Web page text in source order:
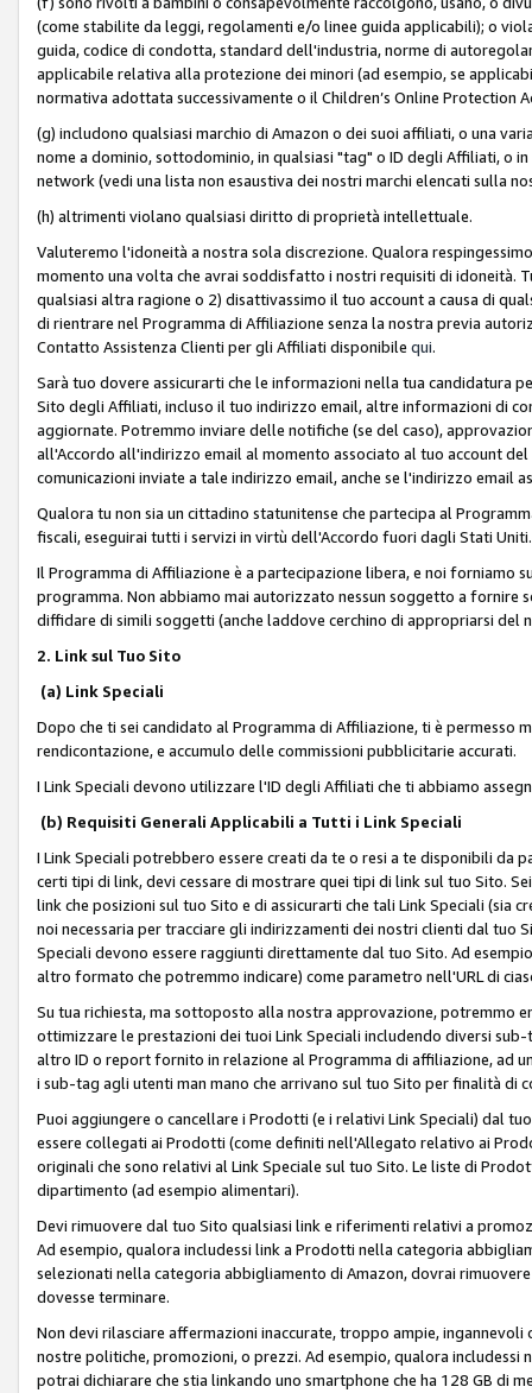
(come stabilite da leggi, regolamenti e/o linee guida applicabili); o
guida, codice di condotta, standard dell'industria, norme di
applicabile relativa alla protezione dei minori (ad esempio, se
normativa adottata successivamente o il Children’s Online Protection
(g) includono qualsiasi marchio di Amazon o dei suoi affiliati, o una
nome a dominio, sottodominio, in qualsiasi "tag" o ID degli Affiliati, o
network (vedi una lista non esaustiva dei nostri marchi elencati sulla
(h) altrimenti violano qualsiasi diritto di proprietà intellettuale.
Valuteremo l'idoneità a nostra sola discrezione. Qualora
momento una volta che avrai soddisfatto i nostri requisiti di idoneità.
qualsiasi altra ragione o 2) disattivassimo il tuo account a causa di
di rientrare nel Programma di Affiliazione senza la nostra previa
Contatto Assistenza Clienti per gli Affiliati disponibile qui.
Sarà tuo dovere assicurarti che le informazioni nella tua candidatura
Sito degli Affiliati, incluso il tuo indirizzo email, altre informazioni di
aggiornate. Potremmo inviare delle notifiche (se del caso),
all'Accordo all'indirizzo email al momento associato al tuo account
comunicazioni inviate a tale indirizzo email, anche se l'indirizzo email
Qualora tu non sia un cittadino statunitense che partecipa al
fiscali, eseguirai tutti i servizi in virtù dell'Accordo fuori dagli Stati
Il Programma di Affiliazione è a partecipazione libera, e noi forniamo
programma. Non abbiamo mai autorizzato nessun soggetto a fornire
diffidare di simili soggetti (anche laddove cerchino di appropriarsi
2. Link sul Tuo Sito
(a) Link Speciali
Dopo che ti sei candidato al Programma di Affiliazione, ti è permesso
rendicontazione, e accumulo delle commissioni pubblicitarie accurati.
I Link Speciali devono utilizzare l'ID degli Affiliati che ti abbiamo
(b) Requisiti Generali Applicabili a Tutti i Link Speciali
I Link Speciali potrebbero essere creati da te o resi a te disponibili
certi tipi di link, devi cessare di mostrare quei tipi di link sul tuo Sito.
link che posizioni sul tuo Sito e di assicurarti che tali Link Speciali
noi necessaria per tracciare gli indirizzamenti dei nostri clienti dal tuo
Speciali devono essere raggiunti direttamente dal tuo Sito. Ad
altro formato che potremmo indicare) come parametro nell'URL di
Su tua richiesta, ma sottoposto alla nostra approvazione,
ottimizzare le prestazioni dei tuoi Link Speciali includendo diversi sub-
altro ID o report fornito in relazione al Programma di affiliazione, ad
i sub-tag agli utenti man mano che arrivano sul tuo Sito per finalità
Puoi aggiungere o cancellare i Prodotti (e i relativi Link Speciali) dal
essere collegati ai Prodotti (come definiti nell'Allegato relativo ai
originali che sono relativi al Link Speciale sul tuo Sito. Le liste di
dipartimento (ad esempio alimentari).
Devi rimuovere dal tuo Sito qualsiasi link e riferimenti relativi a
Ad esempio, qualora includessi link a Prodotti nella categoria
selezionati nella categoria abbigliamento di Amazon, dovrai
dovesse terminare.
Non devi rilasciare affermazioni inaccurate, troppo ampie,
nostre politiche, promozioni, o prezzi. Ad esempio, qualora includessi
potrai dichiarare che stia linkando uno smartphone che ha 128 GB di